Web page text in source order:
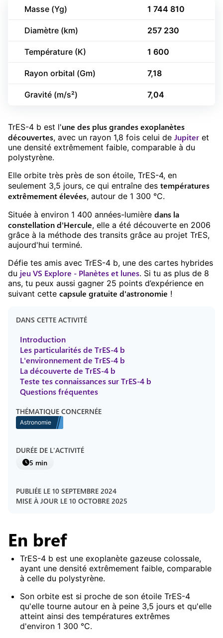
Masse (Yg) 1 744 810
Diamètre (km) 257 230
Température (K) 1 600
Rayon orbital (Gm) 7,18
Gravité (m/s²) 7,04
TrES-4 b est l'une des plus grandes exoplanètes
découvertes, avec un rayon 1,8 fois celui de Jupiter et
une densité extrêmement faible, comparable à du
polystyrène.
Elle orbite très près de son étoile, TrES-4, en
seulement 3,5 jours, ce qui entraîne des températures
extrêmement élevées, autour de 1 300 °C.
Située à environ 1 400 années-lumière dans la
constellation d'Hercule, elle a été découverte en 2006
grâce à la méthode des transits grâce au projet TrES,
aujourd'hui terminé.
Défie tes amis avec TrES-4 b, une des cartes hybrides
du jeuVS Explore - Planètes et lunes. Si tu as plus de 8
ans, tu peux aussi gagner 25 points d’expérience en
suivant cette capsule gratuite d'astronomie !
DANS CETTE ACTIVITÉ
Introduction
Les particularités de TrES-4 b
L'environnement de TrES-4 b
La découverte de TrES-4 b
Teste tes connaissances sur TrES-4 b
Questions fréquentes
THÉMATIQUE CONCERNÉE
Astronomie
DURÉE DE L'ACTIVITÉ
5 min
PUBLIÉE LE 10 SEPTEMBRE 2024
MISE À JOUR LE 10 OCTOBRE 2025
En bref
TrES-4 b est une exoplanète gazeuse colossale,
ayant une densité extrêmement faible, comparable
à celle du polystyrène.
Son orbite est si proche de son étoile TrES-4
qu'elle tourne autour en à peine 3,5 jours et qu'elle
atteint ainsi des températures extrêmes
d'environ 1 300 °C.